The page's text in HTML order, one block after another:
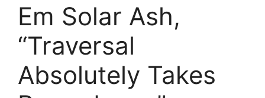
Em Solar Ash,
“Traversal
Absolutely Takes